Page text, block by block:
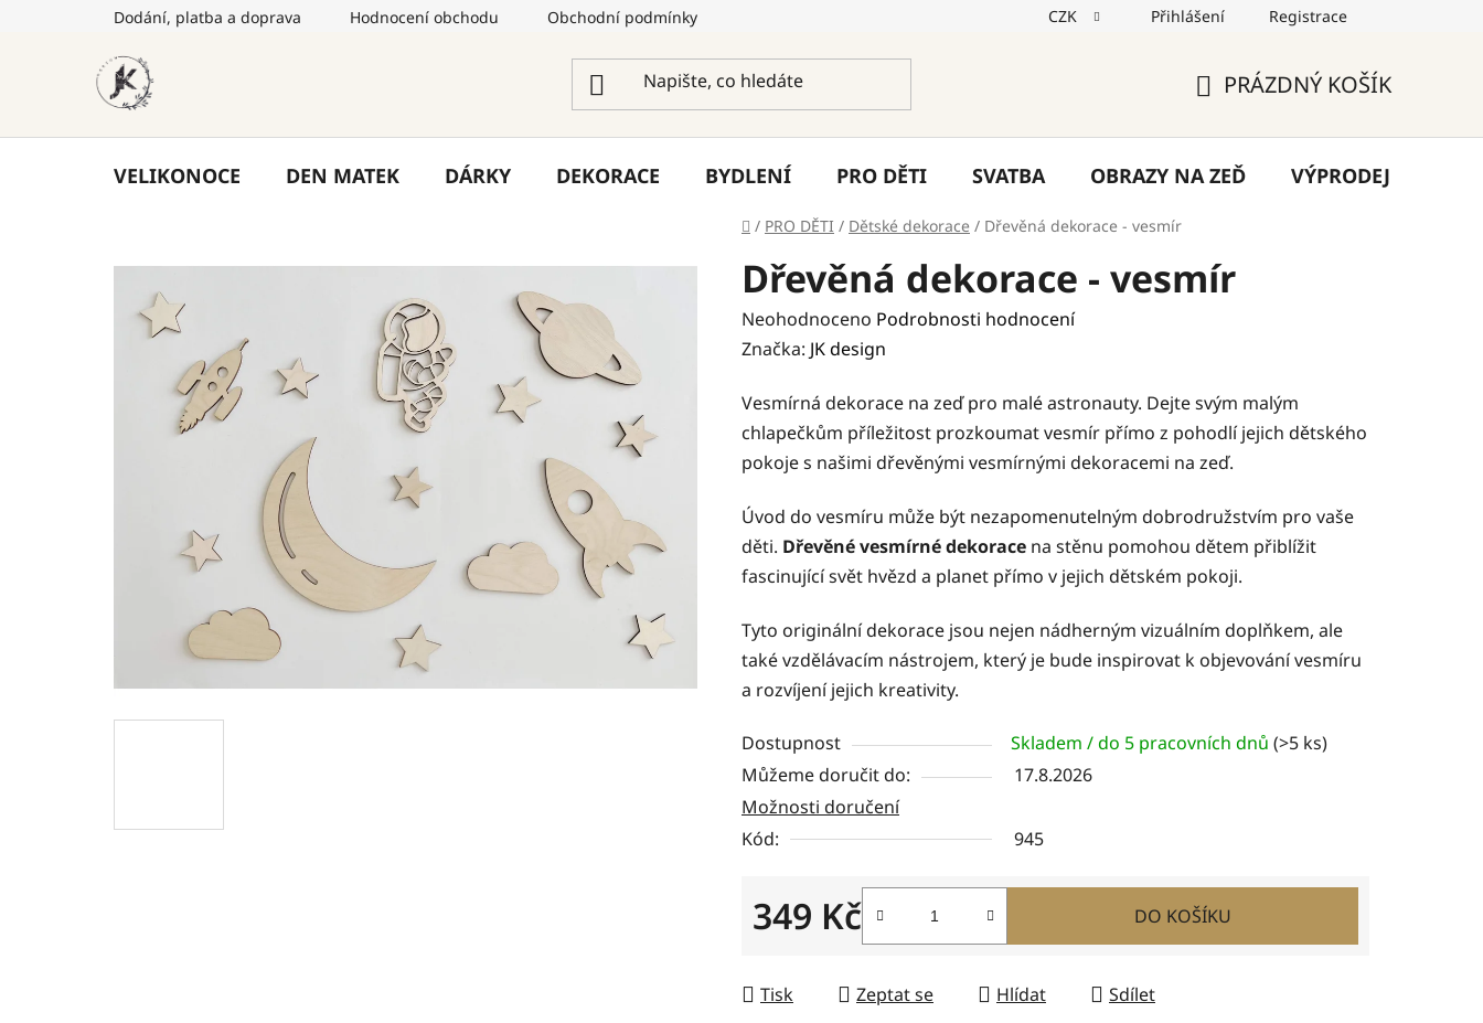
Dodání, platba a doprava Hodnocení obchodu Obchodní podmínky Reklamace Napište nám Blog
CZK Přihlášení Registrace
KOŠÍK
PRÁZDNÝ KOŠÍK
VELIKONOCE DEN MATEK DÁRKY DEKORACE BYDLENÍ PRO DĚTI SVATBA OBRAZY NA ZEĎ VÝPRODEJ
Domů
/ PRO DĚTI / Dětské dekorace / Dřevěná dekorace - vesmír
Dřevěná dekorace - vesmír
Průměrné
hodnocení
je
0,0
z
hvězdiček.
Neohodnoceno Podrobnosti hodnocení
Značka: JK design
Vesmírná dekorace na zeď pro malé astronauty. Dejte svým malým
chlapečkům příležitost prozkoumat vesmír přímo z pohodlí jejich dětského
pokoje s našimi dřevěnými vesmírnými dekoracemi na zeď.
Úvod do vesmíru může být nezapomenutelným dobrodružstvím pro vaše
děti. Dřevěné vesmírné dekorace na stěnu pomohou dětem přiblížit
fascinující svět hvězd a planet přímo v jejich dětském pokoji.
Tyto originální dekorace jsou nejen nádherným vizuálním doplňkem, ale
také vzdělávacím nástrojem, který je bude inspirovat k objevování vesmíru
a rozvíjení jejich kreativity.
Dostupnost Skladem / do 5 pracovních dnů (>5 ks)
Můžeme doručit do:
17.8.2026
Možnosti doručení
Kód:
945
349 Kč DO KOŠÍKU
Tisk Zeptat se Hlídat Sdílet